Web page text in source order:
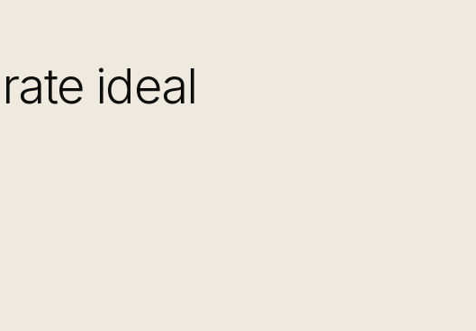
ideal